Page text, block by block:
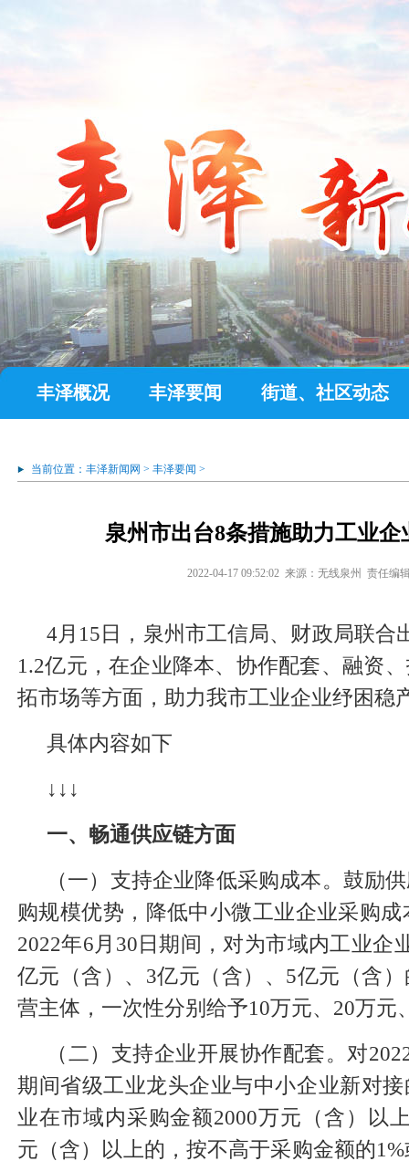
丰泽概况 丰泽要闻 街道、社区动态
当前位置： 丰泽新闻网 > 丰泽要闻 >
泉州市出台8条措施助力工业企
2022-04-17 09:52:02 来源：无线泉州 责任编
4月15日，泉州市工信局、财政局联合
1.2亿元，在企业降本、协作配套、融资
拓市场等方面，助力我市工业企业纾困稳
具体内容如下
↓↓↓
一、畅通供应链方面
（一）支持企业降低采购成本。鼓励
购规模优势，降低中小微工业企业采购成
2022年6月30日期间，对为市域内工业企
亿元（含）、3亿元（含）、5亿元（含
营主体，一次性分别给予10万元、20万元
（二）支持企业开展协作配套。对
期间省级工业龙头企业与中小企业新对
业在市域内采购金额2000万元（含）以
元（含）以上的，按不高于采购金额的